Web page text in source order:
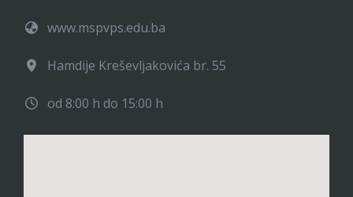
www.mspvps.edu.ba
Hamdije Kreševljakovića br. 55
od 8:00 h do 15:00 h